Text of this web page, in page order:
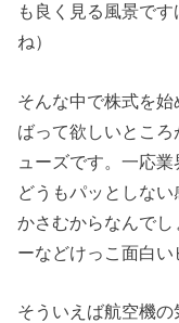
も良く見る風景で
ね）
そんな中で株式を
ばって欲しいとこ
ューズです。一応
どうもパッとしな
かさむからなんで
ーなどけっこ面白い
そういえば航空機